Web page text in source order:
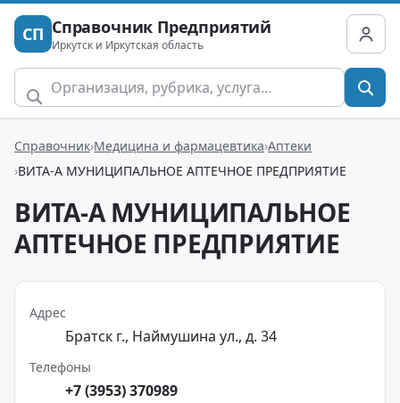
СП Справочник Предприятий
Иркутск и Иркутская область
Справочник Медицина и фармацевтика Аптеки
ВИТА-А МУНИЦИПАЛЬНОЕ АПТЕЧНОЕ ПРЕДПРИЯТИЕ
ВИТА-А МУНИЦИПАЛЬНОЕ
АПТЕЧНОЕ ПРЕДПРИЯТИЕ
Адрес
Братск г., Наймушина ул., д. 34
Телефоны
+7 (3953) 370989